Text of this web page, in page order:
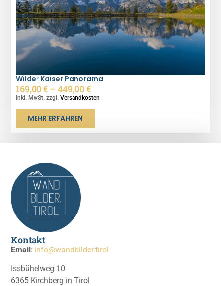
Wilder Kaiser Panorama
169,00€ –449,00€
inkl. MwSt. zzgl.Versandkosten
MEHR ERFAHREN
Kontakt
Email: info@wandbilder.tirol
Issbühelweg 10
6365 Kirchberg in Tirol